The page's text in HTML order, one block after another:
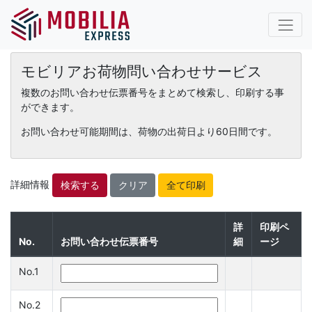
モビリアお荷物問い合わせサービス
複数のお問い合わせ伝票番号をまとめて検索し、印刷する事
ができます。
お問い合わせ可能期間は、荷物の出荷日より60日間です。
詳細情報 クリア
No. お問い合わせ伝票番号
詳
細
印刷ペ
ージ
No.1
No.2